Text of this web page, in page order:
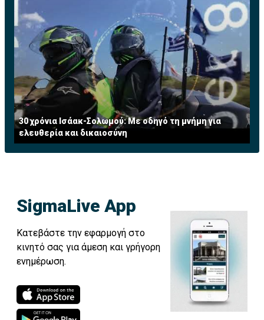
30 χρόνια Ισάακ-Σολωμού: Με οδηγό τη μνήμη για
ελευθερία και δικαιοσύνη
SigmaLive App
Κατεβάστε την εφαρμογή στο
κινητό σας για άμεση και γρήγορη
ενημέρωση.